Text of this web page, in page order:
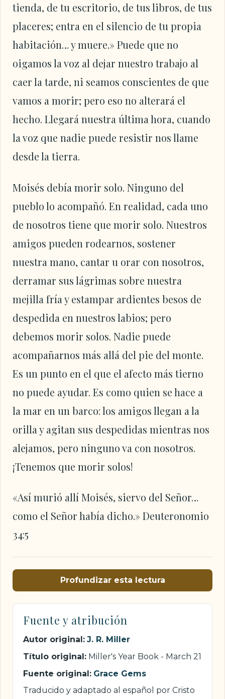
tienda, de tu escritorio, de tus libros, de tus
placeres; entra en el silencio de tu propia
habitación… y muere.» Puede que no
oigamos la voz al dejar nuestro trabajo al
caer la tarde, ni seamos conscientes de que
vamos a morir; pero eso no alterará el
hecho. Llegará nuestra última hora, cuando
la voz que nadie puede resistir nos llame
desde la tierra.
Moisés debía morir solo. Ninguno del
pueblo lo acompañó. En realidad, cada uno
de nosotros tiene que morir solo. Nuestros
amigos pueden rodearnos, sostener
nuestra mano, cantar u orar con nosotros,
derramar sus lágrimas sobre nuestra
mejilla fría y estampar ardientes besos de
despedida en nuestros labios; pero
debemos morir solos. Nadie puede
acompañarnos más allá del pie del monte.
Es un punto en el que el afecto más tierno
no puede ayudar. Es como quien se hace a
la mar en un barco: los amigos llegan a la
orilla y agitan sus despedidas mientras nos
alejamos, pero ninguno va con nosotros.
¡Tenemos que morir solos!
«Así murió allí Moisés, siervo del Señor…
como el Señor había dicho.» Deuteronomio
34:5
Profundizar esta lectura
Fuente y atribución
Autor original: J. R. Miller
Título original: Miller's Year Book - March 21
Fuente original: Grace Gems
Traducido y adaptado al español por Cristo